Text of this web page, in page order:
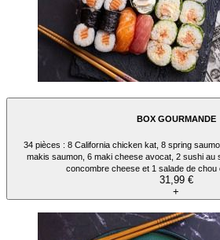
BOX GOURMANDE
34 pièces : 8 California chicken kat, 8 spring
makis saumon, 6 maki cheese avocat, 2 sushi au
concombre cheese et 1 salade de chou
31,99 €
+